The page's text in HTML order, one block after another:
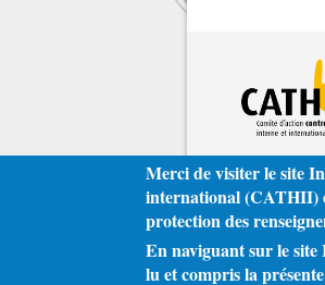
Merci de visiter le site
international (CATHII)
protection des
En naviguant sur le
lu et compris la